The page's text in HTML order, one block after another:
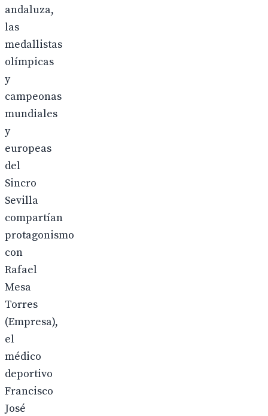
andaluza,
las
medallistas
olímpicas
y
campeonas
mundiales
y
europeas
del
Sincro
Sevilla
compartían
protagonismo
con
Rafael
Mesa
Torres
(Empresa),
el
médico
deportivo
Francisco
José